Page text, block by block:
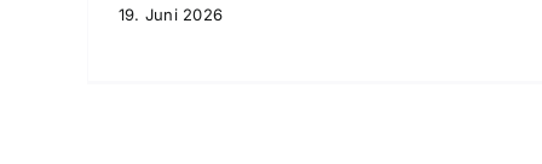
19. Juni 2026